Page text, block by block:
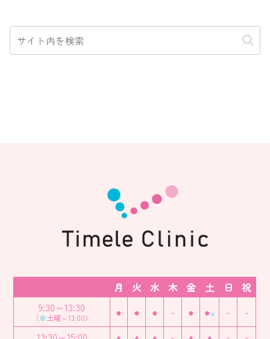
月 火 水 木 金 土 日
祝
9:30～13:30
（※土曜～13:00） ● ● ● - ● ●※ -
-